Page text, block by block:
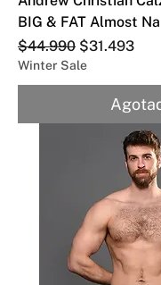
BIG & FAT Almost
Precio
$44.990 Precio de
$31.493
Winter Sale